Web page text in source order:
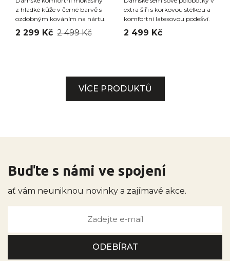
z hladké kůže v černé barvě s
ozdobným kováním na nártu.
2 299 Kč 2 499 Kč
extra šíři s korkovou stélkou a
komfortní latexovou podešví.
2 499 Kč
VÍCE PRODUKTŮ
Buďte s námi ve spojení
ať vám neuniknou novinky a zajímavé akce.